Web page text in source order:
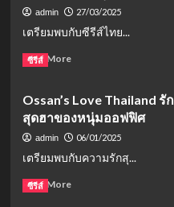
เคียง
The
เรื่อง
ย่อ
รีส์
วาย
เข้ม
admin 27/03/2025
เตรียมพบกับซีรีส์ไทย...
Read MoreRead
Leap
Day
วัน
ตาย
ซีรีส์
Ossan’s Love Thailand
สุดฮาของหนุ่มออฟฟิศ
admin 06/01/2025
เตรียมพบกับความรักสุ...
Read MoreRead
ซีรีส์